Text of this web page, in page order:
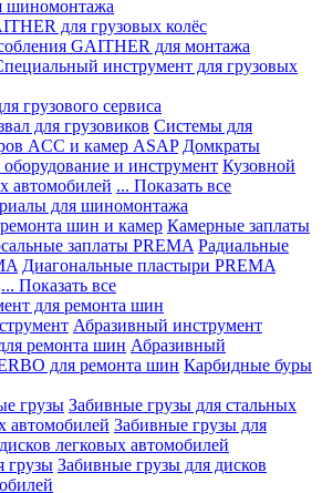
шиномонтажа
для грузовых колёс
GAITHER для монтажа
инструмент для грузовых
грузового сервиса
для грузовиков Системы для
ACC и камер ASAP Домкраты
оборудование и инструмент Кузовной
автомобилей ... Показать все
для шиномонтажа
шин и камер Камерные заплаты
заплаты PREMA Радиальные
Диагональные пластыри PREMA
... Показать все
для ремонта шин
Абразивный инструмент
ремонта шин Абразивный
для ремонта шин Карбидные буры
грузы Забивные грузы для стальных
автомобилей Забивные грузы для
легковых автомобилей
грузы Забивные грузы для дисков